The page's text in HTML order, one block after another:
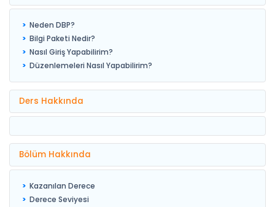
Neden DBP?
Bilgi Paketi Nedir?
Nasıl Giriş Yapabilirim?
Düzenlemeleri Nasıl Yapabilirim?
Ders Hakkında
Bölüm Hakkında
Kazanılan Derece
Derece Seviyesi